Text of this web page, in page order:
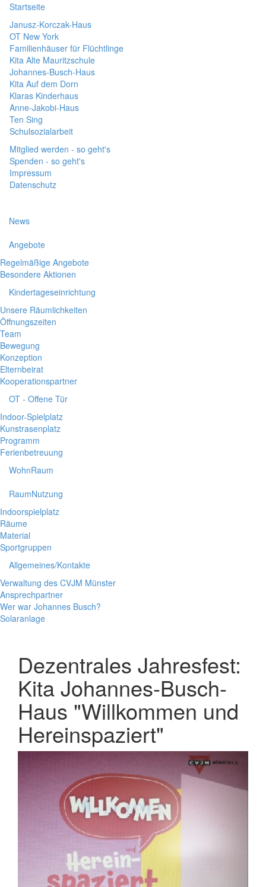
Startseite
Janusz-Korczak-Haus
OT New York
Familienhäuser für Flüchtlinge
Kita Alte Mauritzschule
Johannes-Busch-Haus
Kita Auf dem Dorn
Klaras Kinderhaus
Anne-Jakobi-Haus
Ten Sing
Schulsozialarbeit
Mitglied werden - so geht's
Spenden - so geht's
Impressum
Datenschutz
News
Angebote
Regelmäßige Angebote
Besondere Aktionen
Kindertageseinrichtung
Unsere Räumlichkeiten
Öffnungszeiten
Team
Bewegung
Konzeption
Elternbeirat
Kooperationspartner
OT - Offene Tür
Indoor-Spielplatz
Kunstrasenplatz
Programm
Ferienbetreuung
WohnRaum
RaumNutzung
Indoorspielplatz
Räume
Material
Sportgruppen
Allgemeines/Kontakte
Verwaltung des CVJM Münster
Ansprechpartner
Wer war Johannes Busch?
Solaranlage
Dezentrales Jahresfest:
Kita Johannes-Busch-
Haus "Willkommen und
Hereinspaziert"